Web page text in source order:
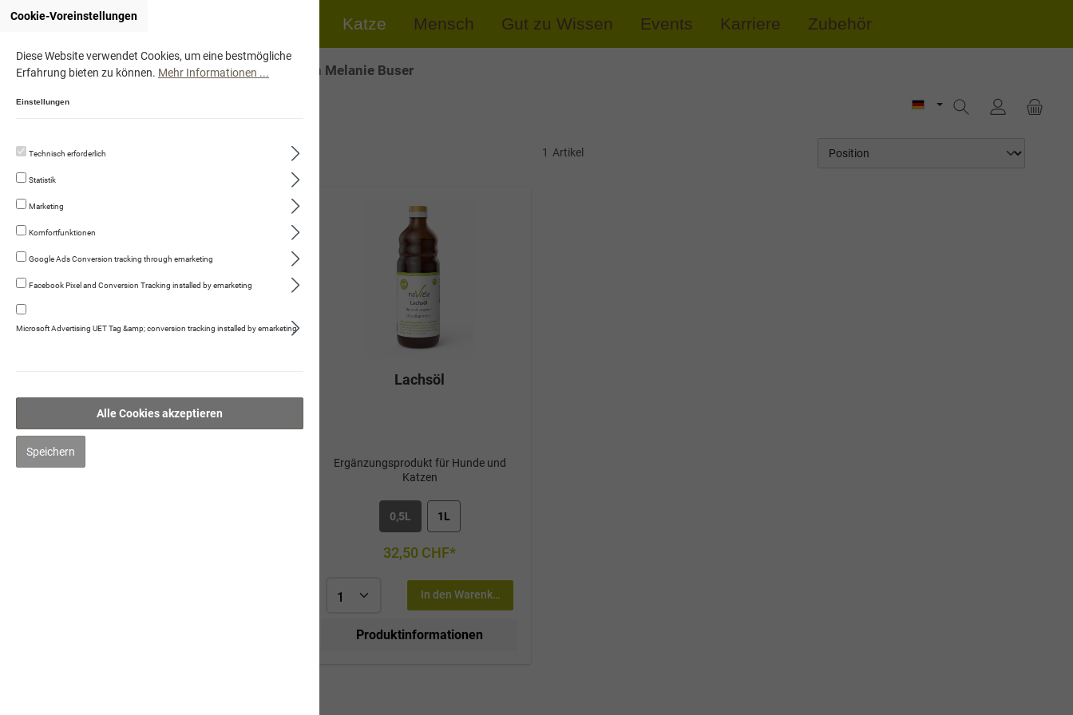
Katze Mensch Gut zu Wissen Events Karriere Zubehör
Onlineshop von Melanie Buser
Katze
Fleischmenüs
Trockennahrung
Kauartikel/Leckerli
Braunalge
Dorschlebertran
1 Artikel
Lachsöl
Ergänzungsprodukt für Hunde und
Katzen
0,5L 1L
32,50 CHF*
In den Warenkorb
Produktinformationen
Cookie-Voreinstellungen
Diese Website verwendet Cookies, um eine bestmögliche
Erfahrung bieten zu können. Mehr Informationen ...
Einstellungen
Technisch erforderlich
Statistik
Marketing
Komfortfunktionen
Google Ads Conversion tracking through emarketing
Facebook Pixel and Conversion Tracking installed by emarketing
Microsoft Advertising UET Tag &amp; conversion tracking installed by emarketing
Alle Cookies akzeptieren
Speichern